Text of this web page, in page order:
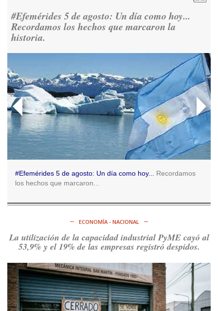
Ver en X
@consensopatagon
: 📢 MARCHAMOS 📍Desde la ex ESMA
hasta San José 1111, hacia Plaza de Mayo.
https://t.co/o7PaEbKM36
Ver en X
Consenso Patagónico
@consensopatagon
5d
RT @caortega64:https://t.co/q6PsJKqeuz
Consenso Patagónico
derechos y por su organización. Hoy lo vuelven a intentar.
Ver en X
Consenso Patagónico
@consensopatagon
RT@caortega64: A#50AñosDelGolpe, la memoria es
presente y es futuro.https://t.co/uhRcKnCCc5
#Efemérides 5 de agosto: Un día como hoy...
Recordamos los hechos que marcaron la
historia.
#Efemérides 5 de agosto: Un día como hoy... Recordamos
los hechos que marcaron...
ECONOMÍA - NACIONAL
La utilización de la capacidad industrial PyME cayó al
53,9% y el 19% de las empresas registró despidos.